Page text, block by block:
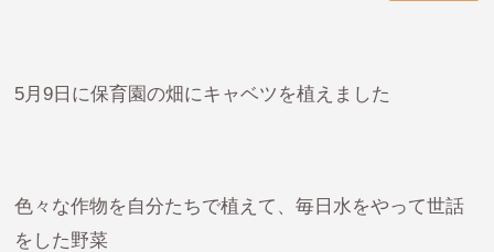
5月9日に保育園の畑にキャベツを植えました
色々な作物を自分たちで植えて、毎日水をやって世話
をした野菜